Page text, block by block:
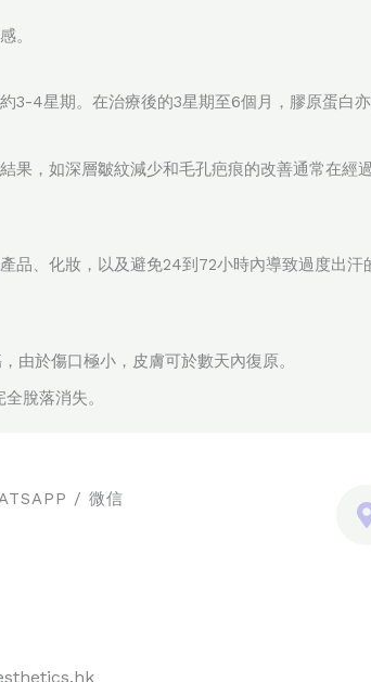
。
4星期。在治療後的3星期至6個月，膠原蛋白
果，如深層皺紋減少和毛孔疤痕的改善通常在
品、化妝，以及避免24到72小時內導致過度出
由於傷口極小，皮膚可於數天內復原。
脫落消失。
/ 微信